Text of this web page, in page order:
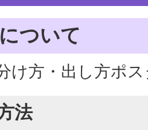
ついて
け方・出し方ポ
法